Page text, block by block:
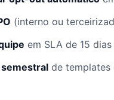
(interno ou
em SLA de 15
de templates